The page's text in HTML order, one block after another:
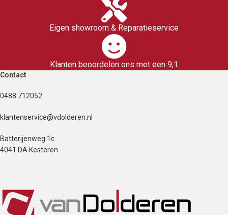
Eigen showroom & Reparatieservice
Klanten beoordelen ons met een 9,1
Contact
0488 712052
klantenservice@vdolderen.nl
Batterijenweg 1c
4041 DA Kesteren